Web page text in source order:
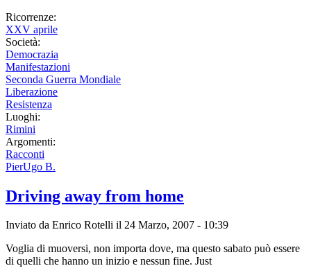
Ricorrenze:
XXV aprile
Società:
Democrazia
Manifestazioni
Seconda Guerra Mondiale
Liberazione
Resistenza
Luoghi:
Rimini
Argomenti:
Racconti
PierUgo B.
Driving away from home
Inviato da Enrico Rotelli il 24 Marzo, 2007 - 10:39
Voglia di muoversi, non importa dove, ma questo sabato può essere
di quelli che hanno un inizio e nessun fine. Just